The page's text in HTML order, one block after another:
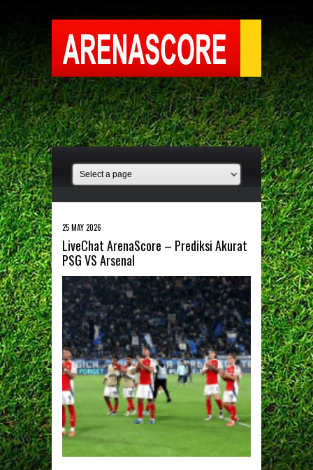
25 MAY 2026
LiveChat ArenaScore – Prediksi Akurat
PSG VS Arsenal